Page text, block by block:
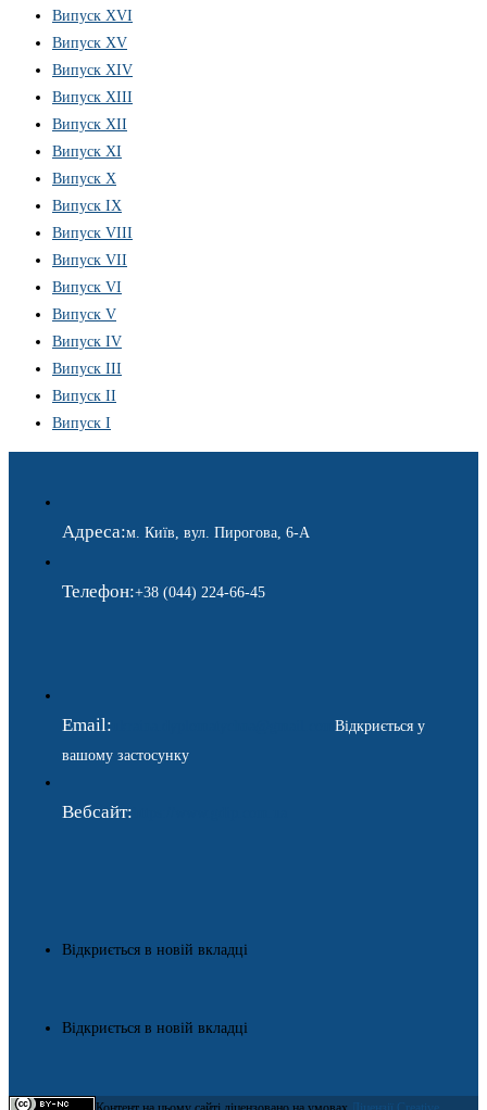
Випуск XVI
Випуск XV
Випуск XIV
Випуск XIII
Випуск XII
Випуск XI
Випуск X
Випуск IX
Випуск VIII
Випуск VII
Випуск VI
Випуск V
Випуск IV
Випуск III
Випуск II
Випуск I
Адреса:м. Київ, вул. Пирогова, 6-А
Телефон:+38 (044) 224-66-45
Email:
Відкриється у
вашому застосунку
Вебсайт:
Відкриється в новій вкладці
Відкриється в новій вкладці